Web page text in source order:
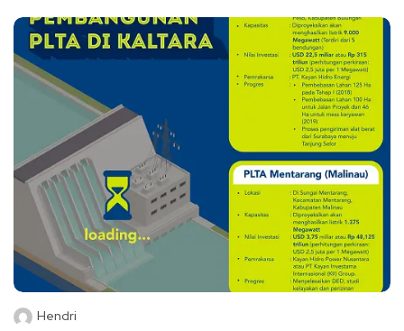
Hendri